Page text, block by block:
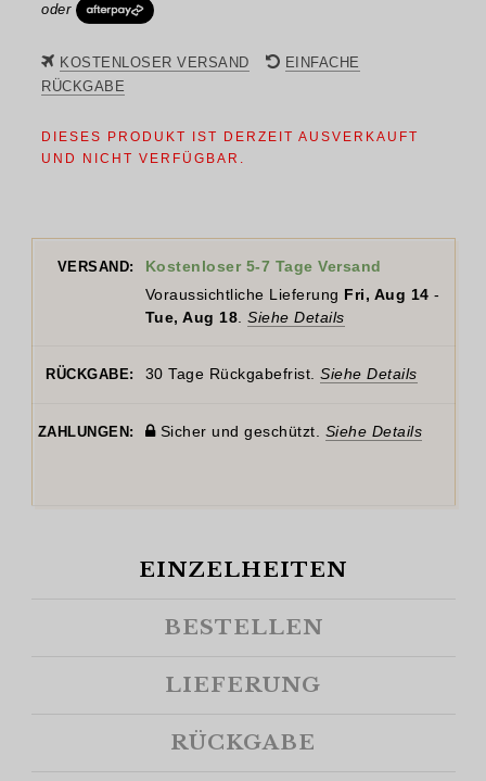
oder
KOSTENLOSER VERSAND
EINFACHE
RÜCKGABE
DIESES PRODUKT IST DERZEIT AUSVERKAUFT
UND NICHT VERFÜGBAR.
VERSAND:
Kostenloser 5-7 Tage Versand
Voraussichtliche Lieferung Fri, Aug 14 -
Tue, Aug 18 Siehe Details
RÜCKGABE: 30 Tage Rückgabefrist. Siehe Details
ZAHLUNGEN: Sicher und geschützt. Siehe Details
EINZELHEITEN
BESTELLEN
LIEFERUNG
RÜCKGABE